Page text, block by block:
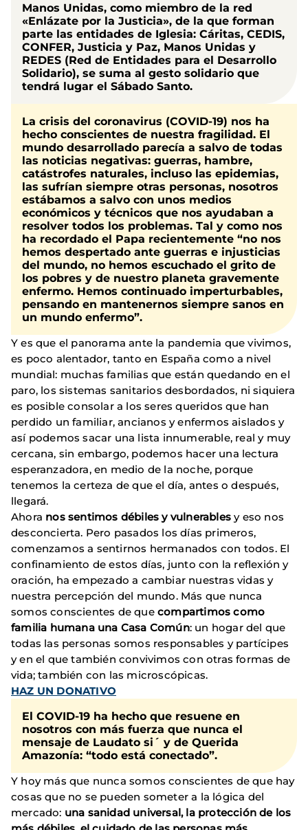
Manos Unidas, como miembro de la red
«Enlázate por la Justicia», de la que forman
parte las entidades de Iglesia: Cáritas, CEDIS,
CONFER, Justicia y Paz, Manos Unidas y
REDES (Red de Entidades para el Desarrollo
Solidario), se suma al gesto solidario que
tendrá lugar el Sábado Santo.
La crisis del coronavirus (COVID-19) nos ha
hecho conscientes de nuestra fragilidad. El
mundo desarrollado parecía a salvo de todas
las noticias negativas: guerras, hambre,
catástrofes naturales, incluso las epidemias,
las sufrían siempre otras personas, nosotros
estábamos a salvo con unos medios
económicos y técnicos que nos ayudaban a
resolver todos los problemas. Tal y como nos
ha recordado el Papa recientemente “no nos
hemos despertado ante guerras e injusticias
del mundo, no hemos escuchado el grito de
los pobres y de nuestro planeta gravemente
enfermo. Hemos continuado imperturbables,
pensando en mantenernos siempre sanos en
un mundo enfermo”.
Y es que el panorama ante la pandemia que vivimos,
es poco alentador, tanto en España como a nivel
mundial: muchas familias que están quedando en el
paro, los sistemas sanitarios desbordados, ni siquiera
es posible consolar a los seres queridos que han
perdido un familiar, ancianos y enfermos aislados y
así podemos sacar una lista innumerable, real y muy
cercana, sin embargo, podemos hacer una lectura
esperanzadora, en medio de la noche, porque
tenemos la certeza de que el día, antes o después,
llegará.
Ahora nos sentimos débiles y vulnerables y eso nos
desconcierta. Pero pasados los días primeros,
comenzamos a sentirnos hermanados con todos. El
confinamiento de estos días, junto con la reflexión y
oración, ha empezado a cambiar nuestras vidas y
nuestra percepción del mundo. Más que nunca
somos conscientes de que compartimos como
familia humana una Casa Común: un hogar del que
todas las personas somos responsables y partícipes
y en el que también convivimos con otras formas de
vida; también con las microscópicas.
HAZ UN DONATIVO
El COVID-19 ha hecho que resuene en
nosotros con más fuerza que nunca el
mensaje de Laudato si´ y de Querida
Amazonía: “todo está conectado”.
Y hoy más que nunca somos conscientes de que hay
cosas que no se pueden someter a la lógica del
mercado: una sanidad universal, la protección de los